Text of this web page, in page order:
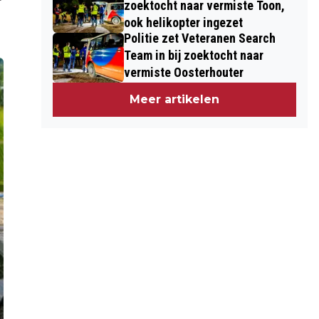
zoektocht naar vermiste Toon,
ook helikopter ingezet
Politie zet Veteranen Search
Team in bij zoektocht naar
vermiste Oosterhouter
Meer artikelen